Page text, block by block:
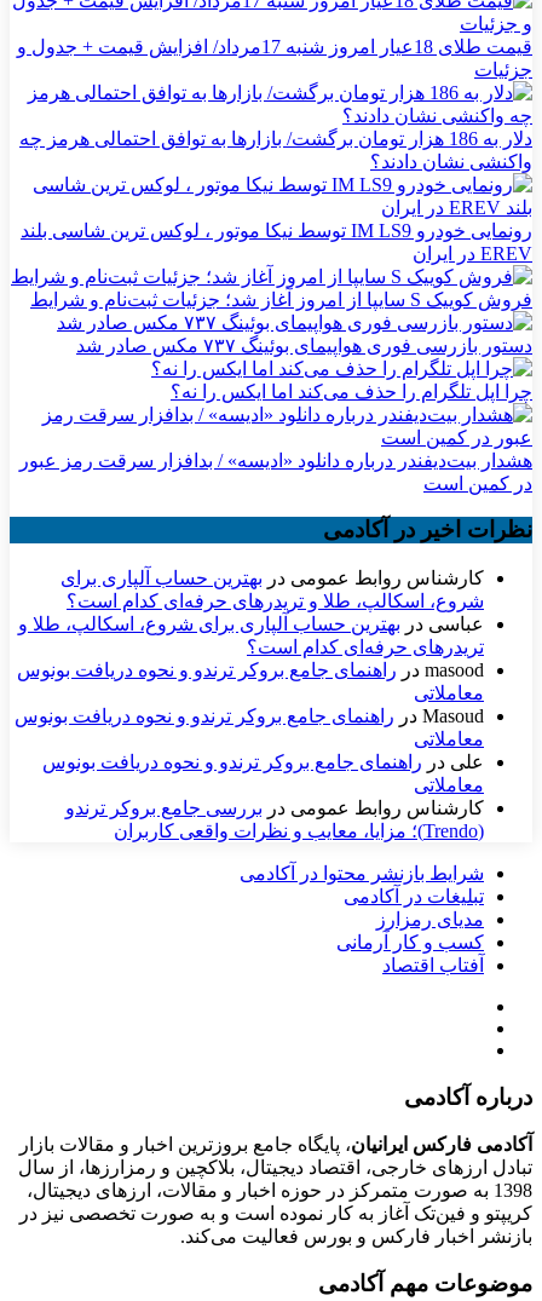
قیمت طلای 18عیار امروز شنبه 17مرداد/ افزایش قیمت + جدول و
جزئیات
دلار به 186 هزار تومان برگشت/ بازارها به توافق احتمالی هرمز چه
واکنشی نشان دادند؟
رونمایی خودرو IM LS9 توسط نیکا موتور ، لوکس ترین شاسی بلند
EREV در ایران
فروش کوییک S سایپا از امروز آغاز شد؛ جزئیات ثبت‌نام و شرایط
دستور بازرسی فوری هواپیمای بوئینگ ۷۳۷ مکس صادر شد
چرا اپل تلگرام را حذف می‌کند اما ایکس را نه؟
هشدار بیت‌دیفندر درباره دانلود «ادیسه» / بدافزار سرقت رمز عبور
در کمین است
نظرات اخیر در آکادمی
کارشناس روابط عمومی در بهترین حساب آلپاری برای
شروع، اسکالپ، طلا و تریدرهای حرفه‌ای کدام است؟
عباسی در بهترین حساب آلپاری برای شروع، اسکالپ، طلا و
تریدرهای حرفه‌ای کدام است؟
masood در راهنمای جامع بروکر ترندو و نحوه دریافت بونوس
معاملاتی
Masoud در راهنمای جامع بروکر ترندو و نحوه دریافت بونوس
معاملاتی
علی در راهنمای جامع بروکر ترندو و نحوه دریافت بونوس
معاملاتی
کارشناس روابط عمومی در بررسی جامع بروکر ترندو
(Trendo)؛ مزایا، معایب و نظرات واقعی کاربران
شرایط بازنشر محتوا در آکادمی
تبلیغات در آکادمی
مدیای رمزارز
کسب و کار آرمانی
آفتاب اقتصاد
درباره آکادمی
آکادمی فارکس ایرانیان، پایگاه جامع بروزترین اخبار و مقالات بازار
تبادل ارزهای خارجی، اقتصاد دیجیتال، بلاکچین و رمزارزها، از سال
1398 به صورت متمرکز در حوزه اخبار و مقالات، ارزهای‌ دیجیتال،
کریپتو و فین‌تک آغاز به کار نموده است و به صورت تخصصی نیز در
بازنشر اخبار فارکس و بورس فعالیت می‌کند.
موضوعات مهم آکادمی